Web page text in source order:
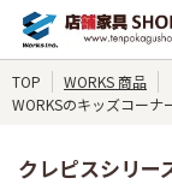
TOP
WORKS 商品
WORKSのキッズコー
クレピスシリー